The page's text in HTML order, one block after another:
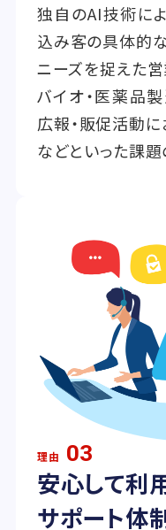
独自のAI技術に
込み客の具体的
ニーズを捉えた
バイオ・医薬品製
広報・販促活動
などといった課題
理由 03
安心して利
サポート体